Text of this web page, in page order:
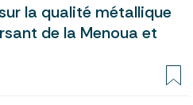
la qualité métallique
de la Menoua et